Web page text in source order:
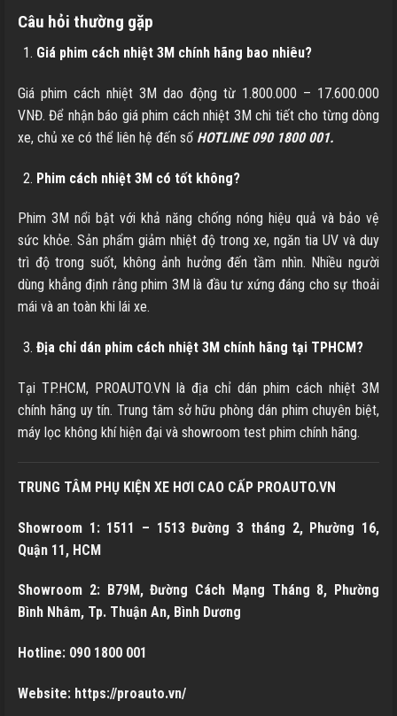
Câu hỏi thường gặp
Giá phim cách nhiệt 3M chính hãng bao nhiêu?
Giá phim cách nhiệt 3M dao động từ 1.800.000 – 17.600.000
VNĐ. Để nhận báo giá phim cách nhiệt 3M chi tiết cho từng dòng
xe, chủ xe có thể liên hệ đến số HOTLINE 090 1800 001.
Phim cách nhiệt 3M có tốt không?
Phim 3M nổi bật với khả năng chống nóng hiệu quả và bảo vệ
sức khỏe. Sản phẩm giảm nhiệt độ trong xe, ngăn tia UV và duy
trì độ trong suốt, không ảnh hưởng đến tầm nhìn. Nhiều người
dùng khẳng định rằng phim 3M là đầu tư xứng đáng cho sự thoải
mái và an toàn khi lái xe.
Địa chỉ dán phim cách nhiệt 3M chính hãng tại TPHCM?
Tại TP.HCM, PROAUTO.VN là địa chỉ dán phim cách nhiệt 3M
chính hãng uy tín. Trung tâm sở hữu phòng dán phim chuyên biệt,
máy lọc không khí hiện đại và showroom test phim chính hãng.
TRUNG TÂM PHỤ KIỆN XE HƠI CAO CẤP PROAUTO.VN
Showroom 1: 1511 – 1513 Đường 3 tháng 2, Phường 16,
Quận 11, HCM
Showroom 2: B79M, Đường Cách Mạng Tháng 8, Phường
Bình Nhâm, Tp. Thuận An, Bình Dương
Hotline: 090 1800 001
Website: https://proauto.vn/